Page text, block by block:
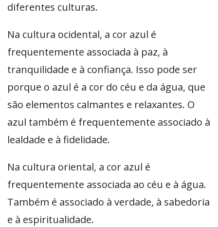
diferentes culturas.
Na cultura ocidental, a cor azul é
frequentemente associada à paz, à
tranquilidade e à confiança. Isso pode ser
porque o azul é a cor do céu e da água, que
são elementos calmantes e relaxantes. O
azul também é frequentemente associado à
lealdade e à fidelidade.
Na cultura oriental, a cor azul é
frequentemente associada ao céu e à água.
Também é associado à verdade, à sabedoria
e à espiritualidade.